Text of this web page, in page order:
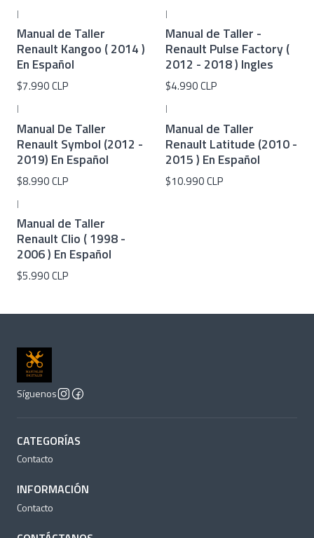
|
Manual de Taller
Renault Kangoo ( 2014 )
En Español
$7.990 CLP
|
Manual de Taller -
Renault Pulse Factory (
2012 - 2018 ) Ingles
$4.990 CLP
|
Manual De Taller
Renault Symbol (2012 -
2019) En Español
$8.990 CLP
|
Manual de Taller
Renault Latitude (2010 -
2015 ) En Español
$10.990 CLP
|
Manual de Taller
Renault Clio ( 1998 -
2006 ) En Español
$5.990 CLP
Síguenos
CATEGORÍAS
Contacto
INFORMACIÓN
Contacto